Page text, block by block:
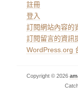
註冊
登入
訂閱網站內容的
訂閱留言的資訊
WordPress.org
Copyright © 2026